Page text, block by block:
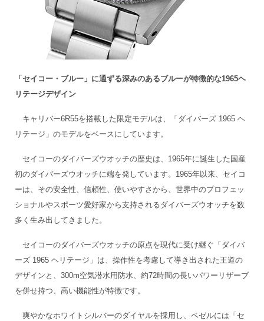
「セイコー・ブルー」に通ずる深みのあるブルーが特徴的な1965ヘ
リテージデザイン
キャリバー6R55を搭載した限定モデルは、「ダイバーズ 1965 ヘ
リテージ」のモデルをベースにしています。
セイコーのダイバーズウオッチの歴史は、1965年に誕生した国産
初のダイバーズウオッチに端を発しています。1965年以来、セイコ
ーは、その安全性、信頼性、使いやすさから、世界中のプロフェッ
ショナルやスポーツ愛好家から支持されるダイバーズウオッチを数
多く生み出してきました。
セイコーのダイバーズウオッチの原点を現代に受け継ぐ「ダイバ
ーズ 1965 ヘリテージ」は、操作性を考慮して導き出された王道の
デザインと、300m空気潜水用防水、約72時間の長いパワーリザーブ
を併せ持つ、高い機能性が特徴です。
爽やかなホワイトシルバーのダイヤルを採用し、ベゼルには「セ